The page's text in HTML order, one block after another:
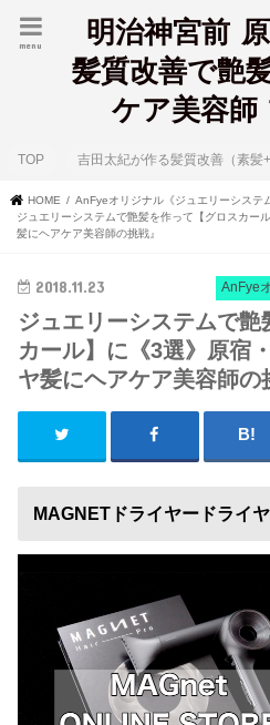
明治神宮前
髪質改善で艶
ケア美容師
menu
TOP 吉田太紀が作る髪質改善（素
HOME
AnFyeオリジナル《ジュエリーシステ
ジュエリーシステムで艶髪を作って【グロスカー
髪にヘアケア美容師の挑戦』
AnFye
2018.11.23
ジュエリーシステムで艶
カール】に《3選》原宿
ヤ髪にヘアケア美容師の
MAGNETドライヤードライ